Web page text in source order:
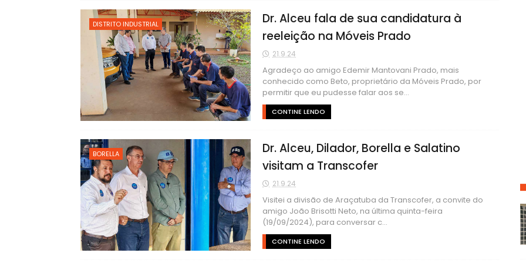
DISTRITO INDUSTRIAL
Dr. Alceu fala de sua candidatura à
reeleição na Móveis Prado
21.9.24
Agradeço ao amigo Edemir Mantovani Prado, mais
conhecido como Beto, proprietário da Móveis Prado, por
permitir que eu pudesse falar aos se...
CONTINE LENDO
BORELLA
Dr. Alceu, Dilador, Borella e Salatino
visitam a Transcofer
21.9.24
Visitei a divisão de Araçatuba da Transcofer, a convite do
amigo João Brisotti Neto, na última quinta-feira
(19/09/2024), para conversar c...
CONTINE LENDO